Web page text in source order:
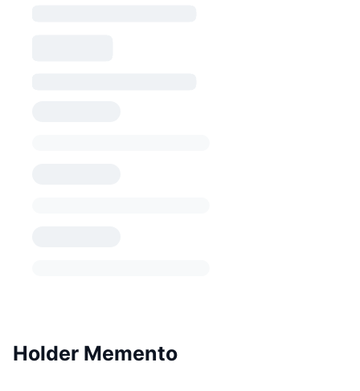
Holder Memento